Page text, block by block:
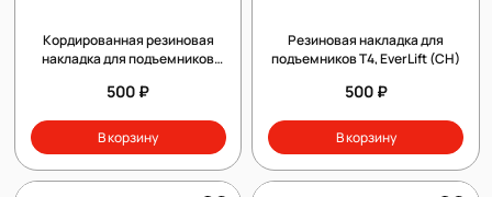
Кордированная резиновая
накладка для подъемников
500 ₽
В корзину
Резиновая накладка для
подъемников T4, EverLift (CH)
500 ₽
В корзину